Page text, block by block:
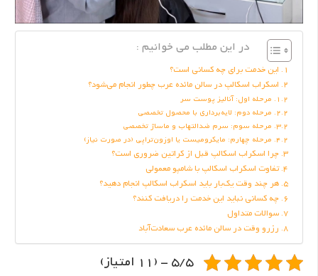
در این مطلب می خوانیم :
این خدمت برای چه کسانی است؟
اسکراب اسکالپ در سالن مائده عرب چطور انجام می‌شود؟
مرحله اول: آنالیز پوست سر
مرحله دوم: لایه‌برداری با محصول تخصصی
مرحله سوم: سرم ضدالتهاب و ماساژ تخصصی
مرحله چهارم: مایکرومیست یا اوزون‌تراپی (در صورت نیاز)
چرا اسکراب اسکالپ قبل از کراتین ضروری است؟
تفاوت اسکراب اسکالپ با شامپو معمولی
هر چند وقت یک‌بار باید اسکراب اسکالپ انجام دهید؟
چه کسانی نباید این خدمت را دریافت کنند؟
سوالات متداول
رزرو وقت در سالن مائده عرب سعادت‌آباد
5/5 - (11 امتیاز)